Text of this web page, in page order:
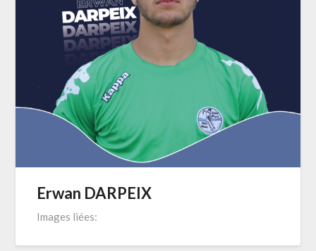
Erwan DARPEIX
Images liées: